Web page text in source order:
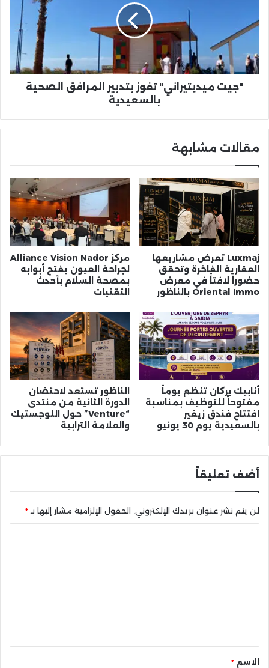
المرافق
الصحية
بالسعيدية
"جيت ميديتيراني" تفوز بتدبير المرافق الصحية
بالسعيدية
مقالات مشابهة
Luxmaj تعرض مشاريعها
العقارية الفاخرة وتحقق
حضوراً لافتاً في معرض
Oriental Immo بالناظور
مركز Alliance Vision Nador
لجراحة العيون يفتح أبوابه
بمصحة السلام بأحدث
التقنيات
أنابيك بركان تنظم يوماً
مفتوحاً للتوظيف بمناسبة
افتتاح فندق زيفير
بالسعيدية يوم 30 يونيو
الناظور تستعد لاحتضان
الدورة الثانية من منتدى
“Venture” حول اللوجستيك
والعلامة الترابية
أضف تعليقاً
لن يتم نشر عنوان بريدك الإلكتروني. الحقول الإلزامية مشار إليها بـ*
* الاسم *